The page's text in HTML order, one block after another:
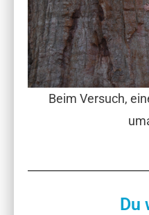
Beim Versuch,
Du